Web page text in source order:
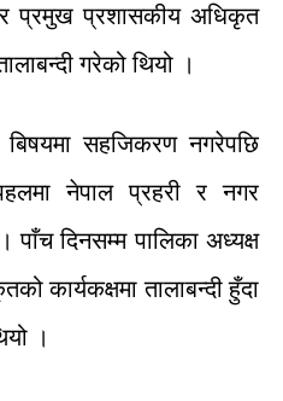
र प्रमुख प्रशासकीय अधिकृत
गरेको थियो ।
बिषयमा सहजिकरण नगरेपछि
नेपाल प्रहरी र नगर
। पाँच दिनसम्म पालिका अध्यक्ष
कार्यकक्षमा तालाबन्दी हुँदा
।